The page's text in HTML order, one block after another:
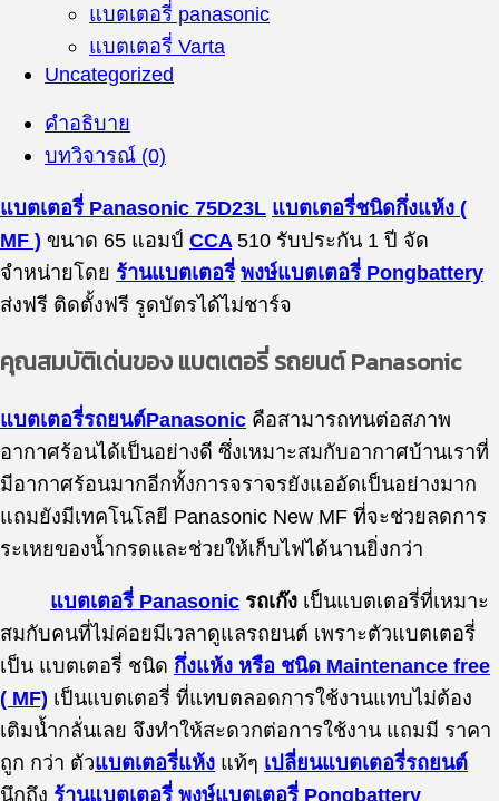
แบตเตอรี่ panasonic
แบตเตอรี่ Varta
Uncategorized
คำอธิบาย
บทวิจารณ์ (0)
แบตเตอรี่ Panasonic 75D23L แบตเตอรี่ชนิดกึ่งแห้ง (
MF ) ขนาด 65 แอมป์ CCA 510 รับประกัน 1 ปี จัด
จำหน่ายโดย ร้านแบตเตอรี่ พงษ์แบตเตอรี่ Pongbattery
ส่งฟรี ติดตั้งฟรี รูดบัตรได้ไม่ชาร์จ
คุณสมบัติเด่นของ แบตเตอรี่ รถยนต์ Panasonic
แบตเตอรี่รถยนต์Panasonic คือสามารถทนต่อสภาพ
อากาศร้อนได้เป็นอย่างดี ซึ่งเหมาะสมกับอากาศบ้านเราที่
มีอากาศร้อนมากอีกทั้งการจราจรยังแออัดเป็นอย่างมาก
แถมยังมีเทคโนโลยี Panasonic New MF ที่จะช่วยลดการ
ระเหยของน้ำกรดและช่วยให้เก็บไฟได้นานยิ่งกว่า
แบตเตอรี่ Panasonic รถเก๊ง เป็นแบตเตอรี่ที่เหมาะ
สมกับคนที่ไม่ค่อยมีเวลาดูแลรถยนต์ เพราะตัวแบตเตอรี่
เป็น แบตเตอรี่ ชนิด กึ่งแห้ง หรือ ชนิด Maintenance free
( MF) เป็นแบตเตอรี่ ที่แทบตลอดการใช้งานแทบไม่ต้อง
เติมน้ำกลั่นเลย จึงทำให้สะดวกต่อการใช้งาน แถมมี ราคา
ถูก กว่า ตัวแบตเตอรี่แห้ง แท้ๆ เปลี่ยนแบตเตอรี่รถยนต์
นึกถึง ร้านแบตเตอรี่ พงษ์แบตเตอรี่ Pongbattery